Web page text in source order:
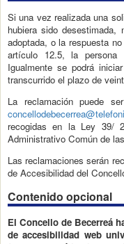
Si una vez realizada una
hubiera sido
adoptada, o la respuesta
artículo 12.5, la persona
Igualmente se podrá
transcurrido el plazo de
La reclamación puede
recogidas en la Ley 39/
Administrativo Común de
Las reclamaciones serán
de Accesibilidad del
Contenido opcional
El Concello de Becerreá
de accesibilidad web